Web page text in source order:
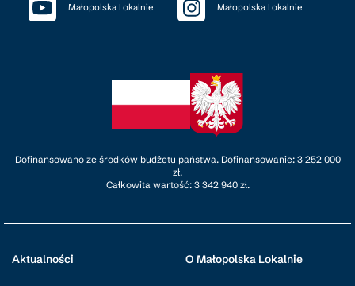
Małopolska Lokalnie Małopolska Lokalnie
Dofinansowano ze środków budżetu państwa. Dofinansowanie: 3 252 000
zł.
Całkowita wartość: 3 342 940 zł.
Aktualności O Małopolska Lokalnie